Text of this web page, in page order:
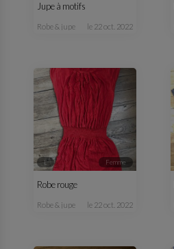
Jupe à motifs
robe & jupe le 22 oct. 2022
L femme
Robe rouge
robe & jupe le 22 oct. 2022